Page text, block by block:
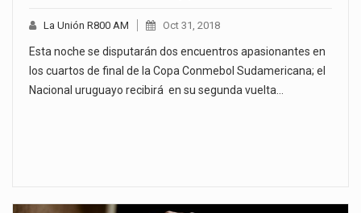
La Unión R800 AM Oct 31, 2018
Esta noche se disputarán dos encuentros apasionantes en
los cuartos de final de la Copa Conmebol Sudamericana; el
Nacional uruguayo recibirá en su segunda vuelta…